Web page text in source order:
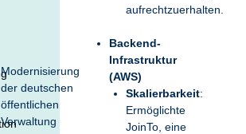
Modernisierung
der deutschen
öffentlichen
Verwaltung
aufrechtzuerhalten.
Backend-
Infrastruktur
(AWS)
Skalierbarkeit:
Ermöglichte
JoinTo, eine